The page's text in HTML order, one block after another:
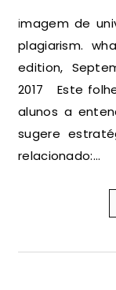
imagem de universoabierto.org The little book of.
plagiarism.
edition,
2017 Este
alunos a
sugere
relacionado:…